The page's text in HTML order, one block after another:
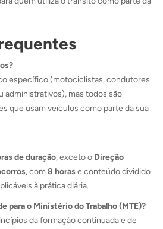
específico (motociclistas, condutores
administrativos), mas todos são
que usam veículos como parte da sua
de duração, exceto o Direção
, com 8 horase conteúdo dividido
à prática diária.
para o Ministério do Trabalho (MTE)?
da formação continuada e de